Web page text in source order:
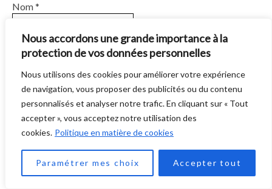
Nous accordons une grande importance à la
protection de vos données personnelles
Nous utilisons des cookies pour améliorer votre expérience
de navigation, vous proposer des publicités ou du contenu
personnalisés et analyser notre trafic. En cliquant sur « Tout
accepter », vous acceptez notre utilisation des
cookies. Politique en matière de cookies
Paramétrer mes choix Accepter tout
Nom*
E-mail*
En vous abonnant vous acceptez notre
Politique de
confidentialité
J'accepte
Lorsque je vous lis, j’ai plus la sensation d’avoir un sniper qui
veut tire à vue, plutôt qu’un avis objectif. Le groupe “Europe”
était et est toujours un groupe de rock, vous en déplaise. Vous
comparez David Bowie avec son titre “Space Oddity” qui est
plutôt dans le genre “space rock psychédélique”. Donc si vous
voulez avoir un peu de crédibilité, apprenez à comparer ce qui
est comparable. Vous cherchez un coupable de la descente de
la mouvance Hard Rock…et pour vous il est tout trouver, c’est
le groupe Europe. Et lorsque vous dites que les synthés sont
dominants et que le groupe continue de se présenter comme